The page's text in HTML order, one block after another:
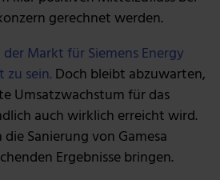
gerechnet werden.
Markt für Siemens Energy
sein. Doch bleibt abzuwarten,
Umsatzwachstum für das
auch wirklich erreicht wird.
Sanierung von Gamesa
Ergebnisse bringen.